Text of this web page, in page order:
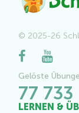
© 2025-26
Gelöste
77 733
LERNEN &